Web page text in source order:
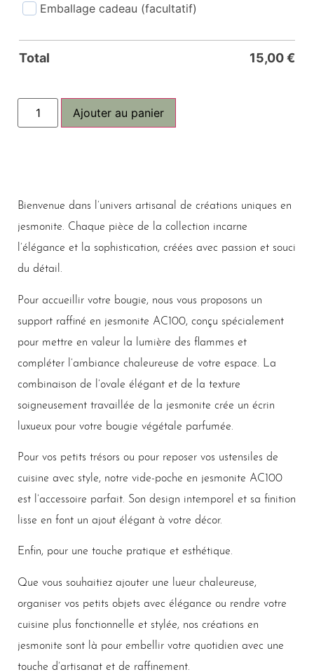
Emballage cadeau (facultatif)
Total 15,00€
Ajouter au panier
Bienvenue dans l’univers artisanal de créations uniques en
jesmonite. Chaque pièce de la collection incarne
l’élégance et la sophistication, créées avec passion et souci
du détail.
Pour accueillir votre bougie, nous vous proposons un
support raffiné en jesmonite AC100, conçu spécialement
pour mettre en valeur la lumière des flammes et
compléter l’ambiance chaleureuse de votre espace. La
combinaison de l’ovale élégant et de la texture
soigneusement travaillée de la jesmonite crée un écrin
luxueux pour votre bougie végétale parfumée.
Pour vos petits trésors ou pour reposer vos ustensiles de
cuisine avec style, notre vide-poche en jesmonite AC100
est l’accessoire parfait. Son design intemporel et sa finition
lisse en font un ajout élégant à votre décor.
Enfin, pour une touche pratique et esthétique.
Que vous souhaitiez ajouter une lueur chaleureuse,
organiser vos petits objets avec élégance ou rendre votre
cuisine plus fonctionnelle et stylée, nos créations en
jesmonite sont là pour embellir votre quotidien avec une
touche d’artisanat et de raffinement.